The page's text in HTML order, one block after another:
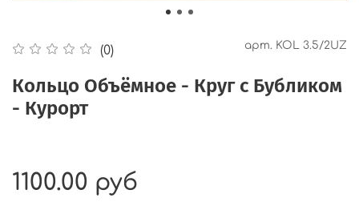
(0) арт. KOL 3.5/2UZ
Кольцо Объёмное - Круг с Бубликом
- Курорт
1100.00 руб